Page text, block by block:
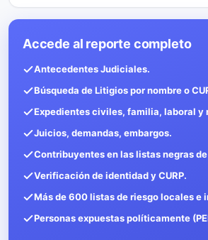
Accede al reporte completo
Antecedentes Judiciales.
Búsqueda de Litigios por nombre o
Expedientes civiles, familia, laboral y
Juicios, demandas, embargos.
Contribuyentes en las listas negras de
Verificación de identidad y CURP.
Más de 600 listas de riesgo locales e
Personas expuestas políticamente